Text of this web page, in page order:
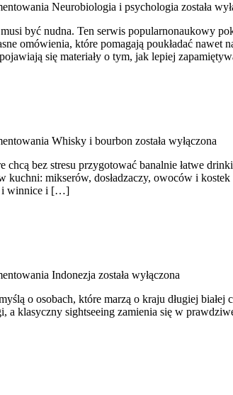
Neurobiologia i psychologia została
być nudna. Ten serwis popularnonaukowy
omówienia, które pomagają poukładać
się materiały o tym, jak lepiej
Whisky i bourbon została wyłączona
bez stresu przygotować banalnie łatwe
kuchni: mikserów, dosładzaczy, owoców i
i winnice i […]
Indonezja została wyłączona
o osobach, które marzą o kraju długiej
a klasyczny sightseeing zamienia się w